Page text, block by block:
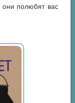
они полюбят вас